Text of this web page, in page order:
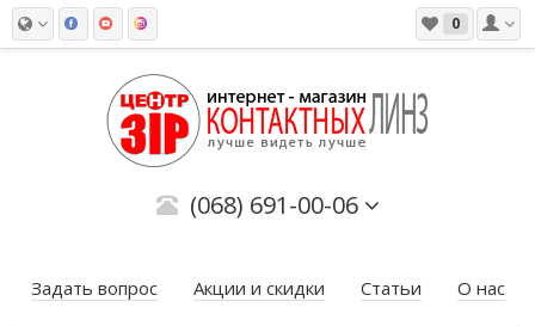
0
(068) 691-00-06
Задать вопрос Акции и скидки Статьи О нас